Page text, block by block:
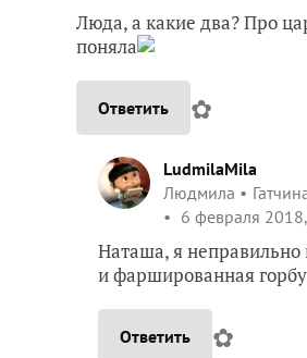
Люда, а какие два? Про
поняла
Ответить ✿
LudmilaMila
Людмила
6 февраля
Наташа, я неправильно
и фаршированная
Ответить ✿